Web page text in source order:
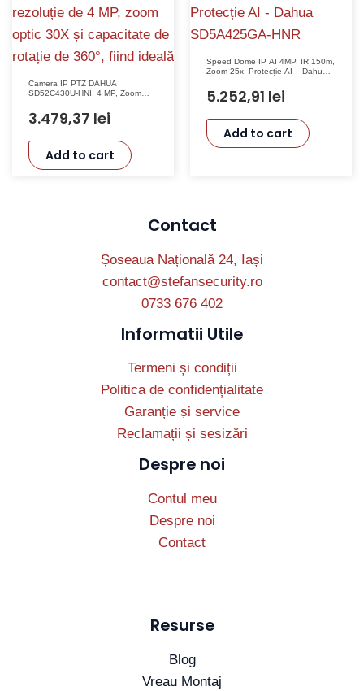
Camera IP PTZ DAHUA
SD52C430U-HNI, 4 MP, Zoom
3.479,37 lei
Add to cart
Speed Dome IP AI 4MP, IR 150m,
Zoom 25x, Protecție AI – Dahua
5.252,91 lei
Add to cart
Contact
Șoseaua Națională 24, Iași
contact@stefansecurity.ro
0733 676 402
Informatii Utile
Termeni și condiții
Politica de confidențialitate
Garanție și service
Reclamații și sesizări
Despre noi
Contul meu
Despre noi
Contact
Resurse
Blog
Vreau Montaj